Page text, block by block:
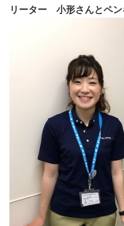
リーター 小形さんとペン